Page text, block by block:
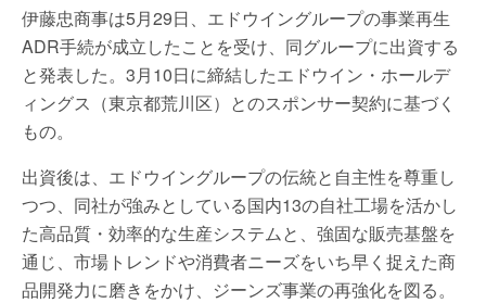
伊藤忠商事は5月29日、エドウイングループの事業再生
ADR手続が成立したことを受け、同グループに出資する
と発表した。3月10日に締結したエドウイン・ホールデ
ィングス（東京都荒川区）とのスポンサー契約に基づく
もの。
出資後は、エドウイングループの伝統と自主性を尊重し
つつ、同社が強みとしている国内13の自社工場を活かし
た高品質・効率的な生産システムと、強固な販売基盤を
通じ、市場トレンドや消費者ニーズをいち早く捉えた商
品開発力に磨きをかけ、ジーンズ事業の再強化を図る。